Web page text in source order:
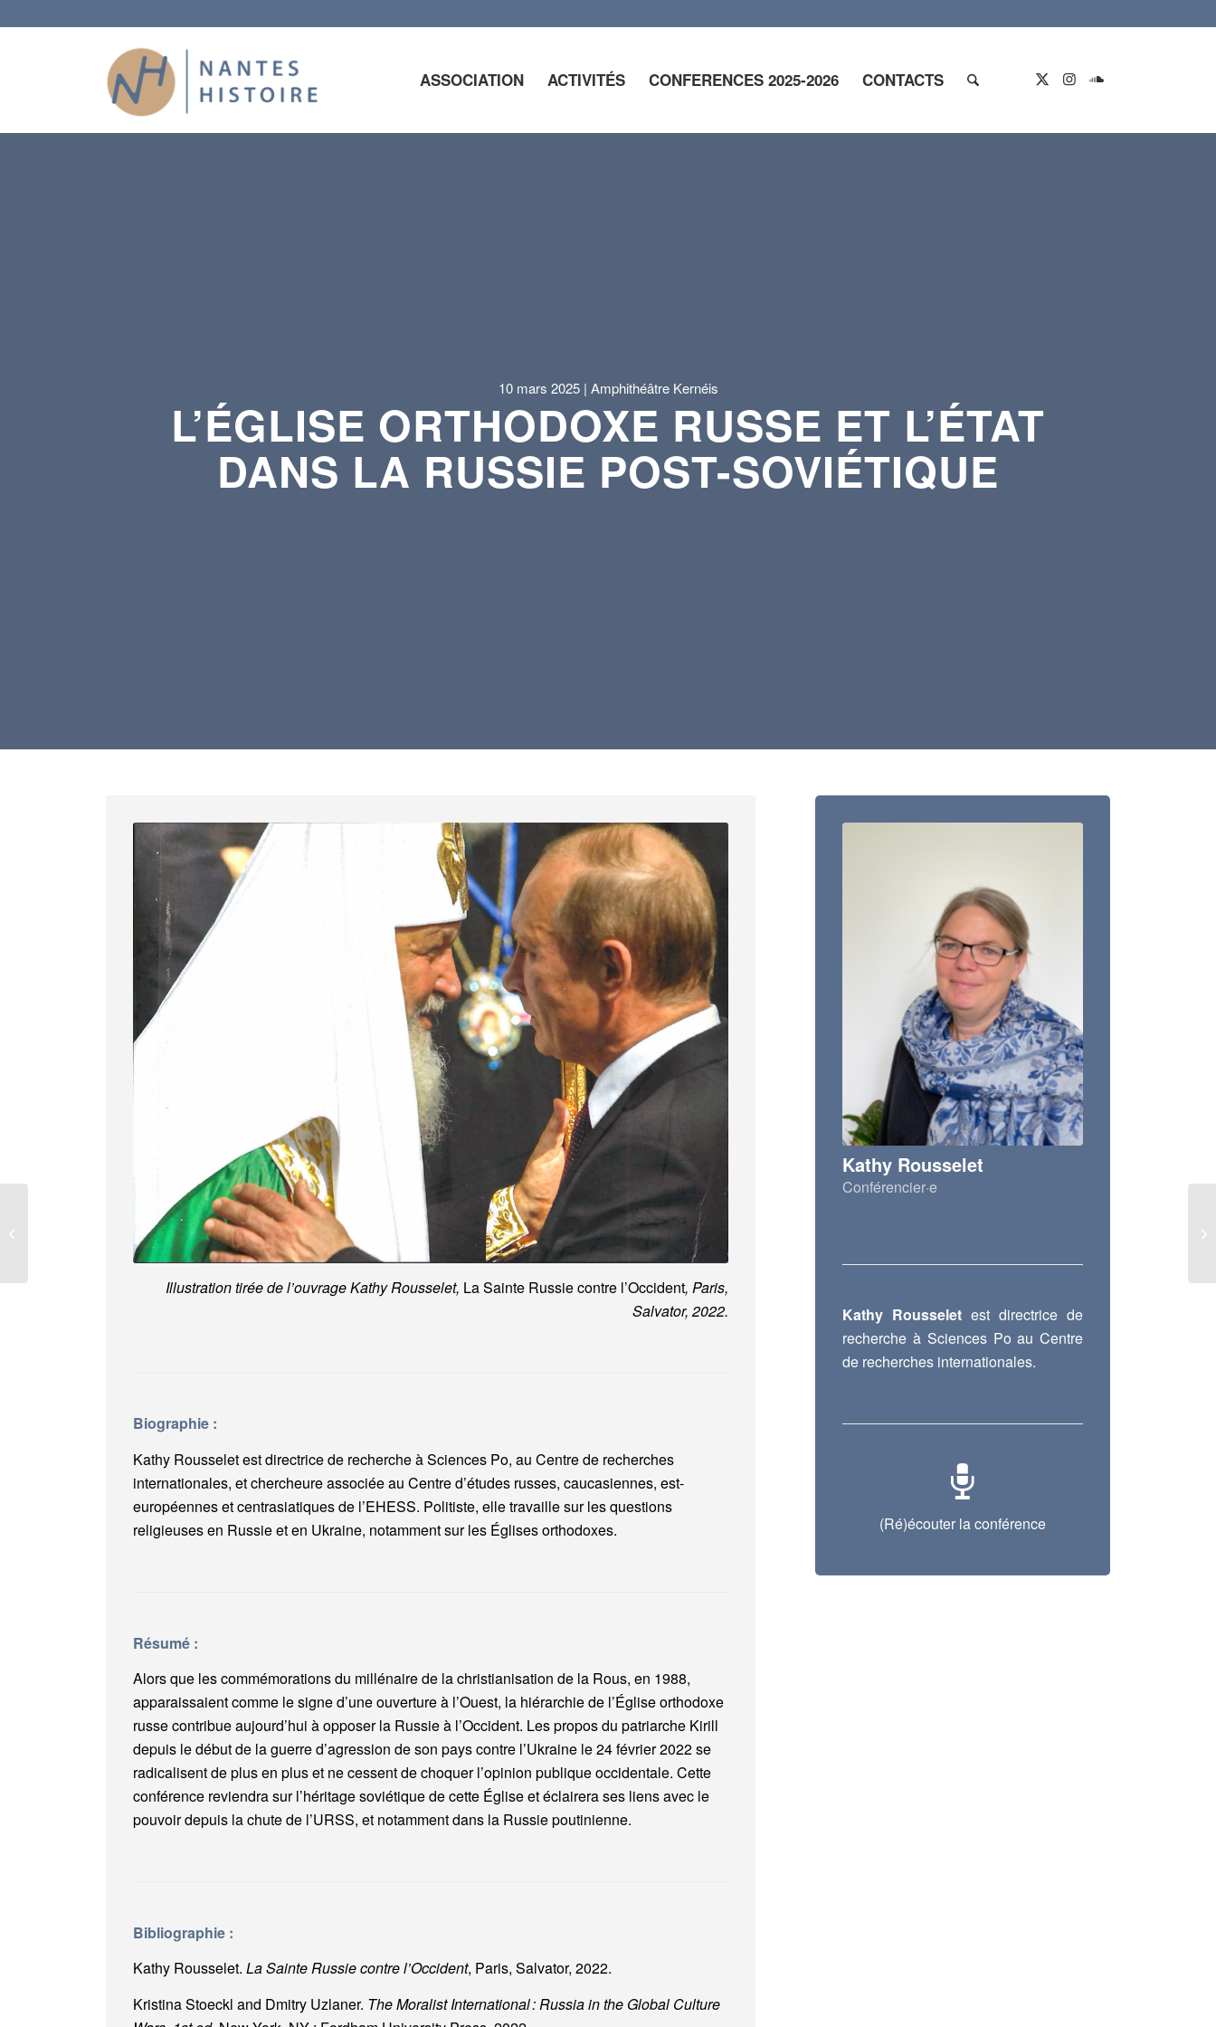
ASSOCIATION ACTIVITÉS CONFERENCES 2025-2026 CONTACTS
10 mars 2025 | Amphithéâtre Kernéis
L’ÉGLISE ORTHODOXE RUSSE ET L’ÉTAT
DANS LA RUSSIE POST-SOVIÉTIQUE
Illustration tirée de l’ouvrage Kathy Rousselet, La Sainte Russie contre l’Occident, Paris,
Salvator, 2022.
Biographie :
Kathy Rousselet est directrice de recherche à Sciences Po, au Centre de recherches
internationales, et chercheure associée au Centre d’études russes, caucasiennes, est-
européennes et centrasiatiques de l’EHESS. Politiste, elle travaille sur les questions
religieuses en Russie et en Ukraine, notamment sur les Églises orthodoxes.
Résumé :
Alors que les commémorations du millénaire de la christianisation de la Rous, en 1988,
apparaissaient comme le signe d’une ouverture à l’Ouest, la hiérarchie de l’Église orthodoxe
russe contribue aujourd’hui à opposer la Russie à l’Occident. Les propos du patriarche Kirill
depuis le début de la guerre d’agression de son pays contre l’Ukraine le 24 février 2022 se
radicalisent de plus en plus et ne cessent de choquer l’opinion publique occidentale. Cette
conférence reviendra sur l’héritage soviétique de cette Église et éclairera ses liens avec le
pouvoir depuis la chute de l’URSS, et notamment dans la Russie poutinienne.
Bibliographie :
Kathy Rousselet. La Sainte Russie contre l’Occident, Paris, Salvator, 2022.
Kristina Stoeckl and Dmitry Uzlaner. The Moralist International : Russia in the Global Culture
Kathy Rousselet
Conférencier·e
Kathy Rousselet est directrice de
recherche à Sciences Po au Centre
de recherches internationales.
(Ré)écouter la conférence